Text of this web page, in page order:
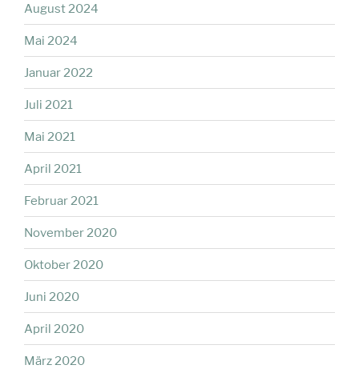
August 2024
Mai 2024
Januar 2022
Juli 2021
Mai 2021
April 2021
Februar 2021
November 2020
Oktober 2020
Juni 2020
April 2020
März 2020